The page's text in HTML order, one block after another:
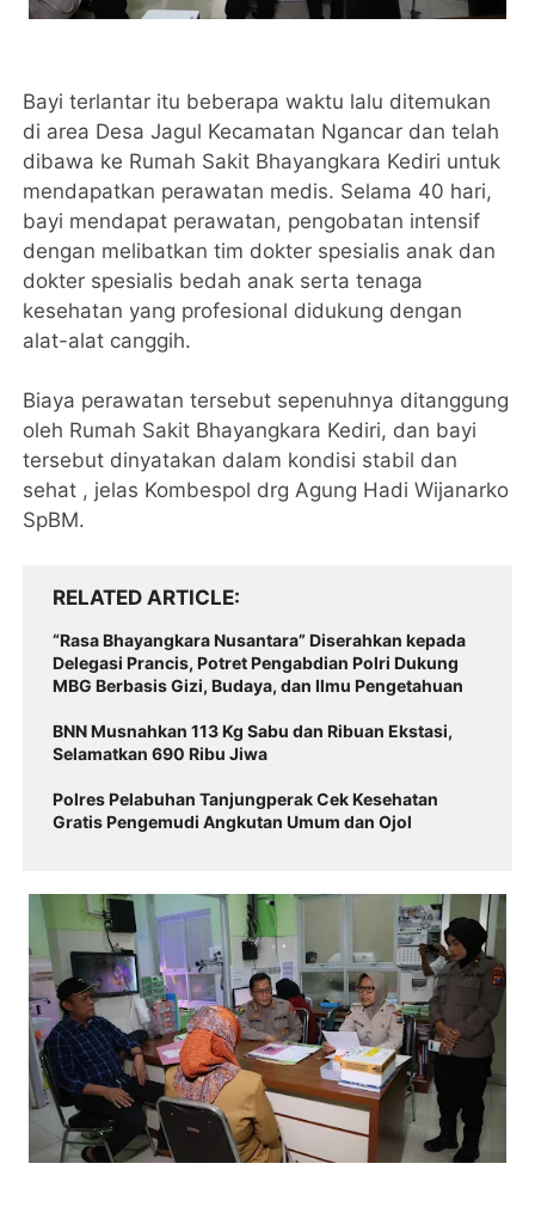
Bayi terlantar itu beberapa waktu lalu ditemukan
di area Desa Jagul Kecamatan Ngancar dan telah
dibawa ke Rumah Sakit Bhayangkara Kediri untuk
mendapatkan perawatan medis. Selama 40 hari,
bayi mendapat perawatan, pengobatan intensif
dengan melibatkan tim dokter spesialis anak dan
dokter spesialis bedah anak serta tenaga
kesehatan yang profesional didukung dengan
alat-alat canggih.
Biaya perawatan tersebut sepenuhnya ditanggung
oleh Rumah Sakit Bhayangkara Kediri, dan bayi
tersebut dinyatakan dalam kondisi stabil dan
sehat , jelas Kombespol drg Agung Hadi Wijanarko
SpBM.
RELATED ARTICLE
“Rasa Bhayangkara Nusantara” Diserahkan kepada
Delegasi Prancis, Potret Pengabdian Polri Dukung
MBG Berbasis Gizi, Budaya, dan Ilmu Pengetahuan
BNN Musnahkan 113 Kg Sabu dan Ribuan Ekstasi,
Selamatkan 690 Ribu Jiwa
Polres Pelabuhan Tanjungperak Cek Kesehatan
Gratis Pengemudi Angkutan Umum dan Ojol